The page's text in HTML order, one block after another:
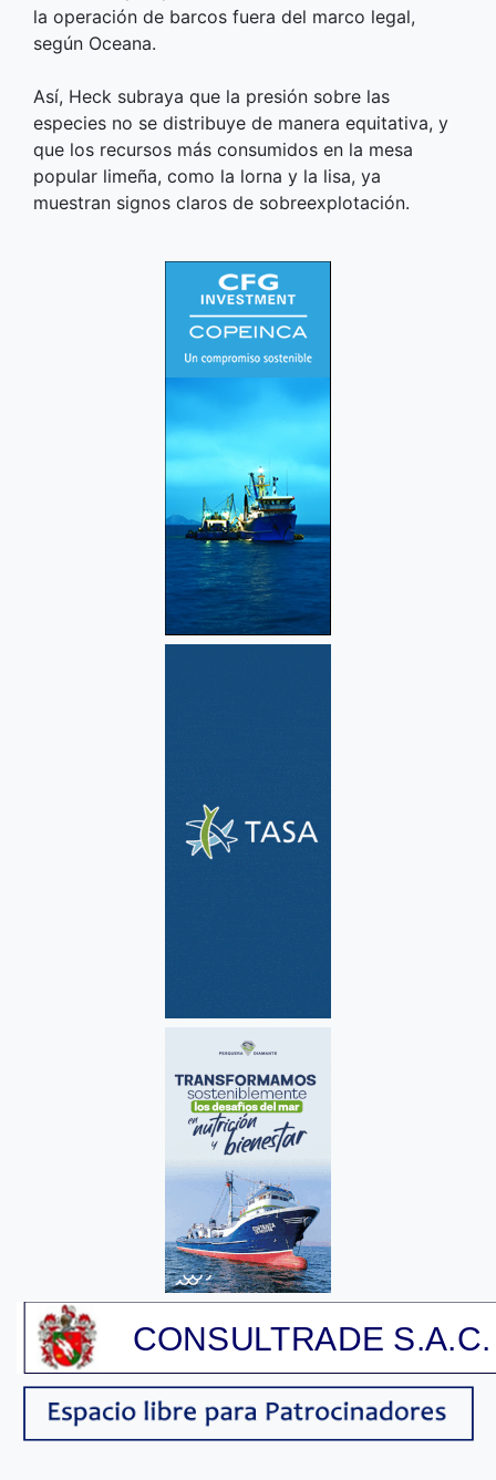
la operación de barcos fuera del marco legal,
según Oceana.
Así, Heck subraya que la presión sobre las
especies no se distribuye de manera equitativa, y
que los recursos más consumidos en la mesa
popular limeña, como la lorna y la lisa, ya
muestran signos claros de sobreexplotación.